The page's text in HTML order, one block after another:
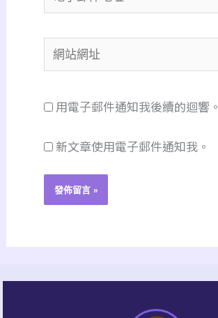
子
郵
件
地
址
網
站
址 用電子郵件通知我後續的迴響。
新文章使用電子郵件通知我。